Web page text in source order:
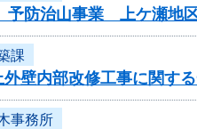
予防治山事業 上ケ瀬地
課
外壁内部改修工事に関す
事務所